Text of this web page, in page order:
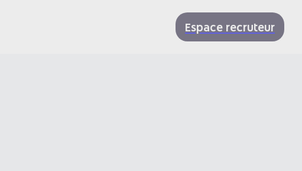
Espace recruteur